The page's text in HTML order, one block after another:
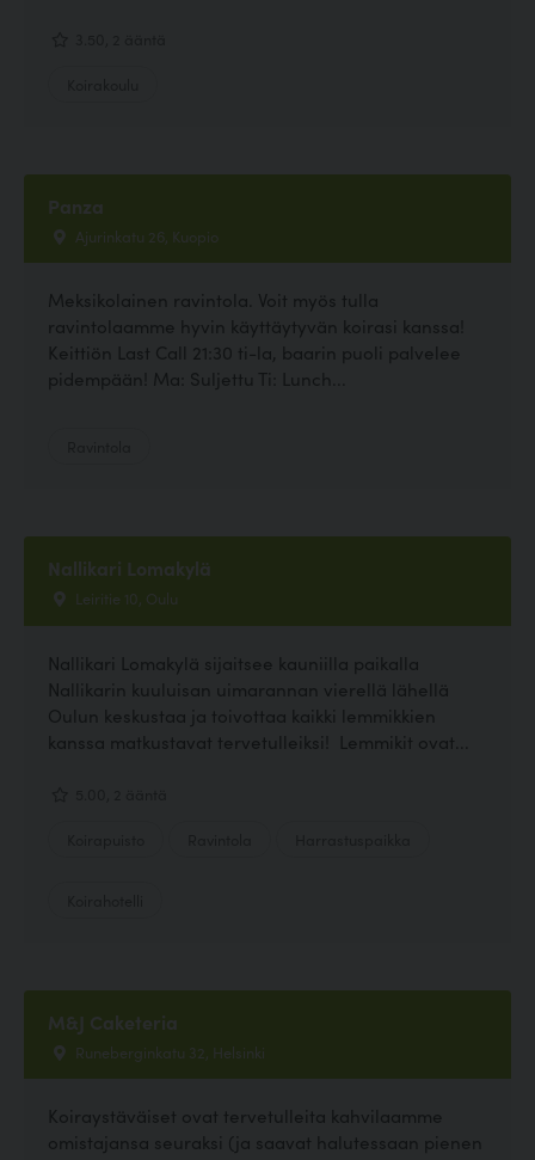
Panza
Ajurinkatu 26, Kuopio
Meksikolainen ravintola. Voit myös tulla
ravintolaamme hyvin käyttäytyvän koirasi kanssa!
Keittiön Last Call 21:30 ti-la, baarin puoli palvelee
pidempään! Ma: Suljettu Ti: Lunch...
Nallikari Lomakylä
Leiritie 10, Oulu
Nallikari Lomakylä sijaitsee kauniilla paikalla
Nallikarin kuuluisan uimarannan vierellä lähellä
Oulun keskustaa ja toivottaa kaikki lemmikkien
kanssa matkustavat tervetulleiksi! Lemmikit ovat...
M&J Caketeria
Runeberginkatu 32, Helsinki
Koiraystäväiset ovat tervetulleita kahvilaamme
omistajansa seuraksi (ja saavat halutessaan pienen